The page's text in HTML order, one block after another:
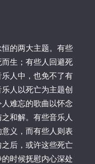
的两大主题。有些
生；有些人回避死
人中，也免不了有
人以死亡为主题创
难忘的歌曲以怀念
和解。有些音乐人
义，而有些人则表
后，或许这些死亡
时候抚慰内心深处